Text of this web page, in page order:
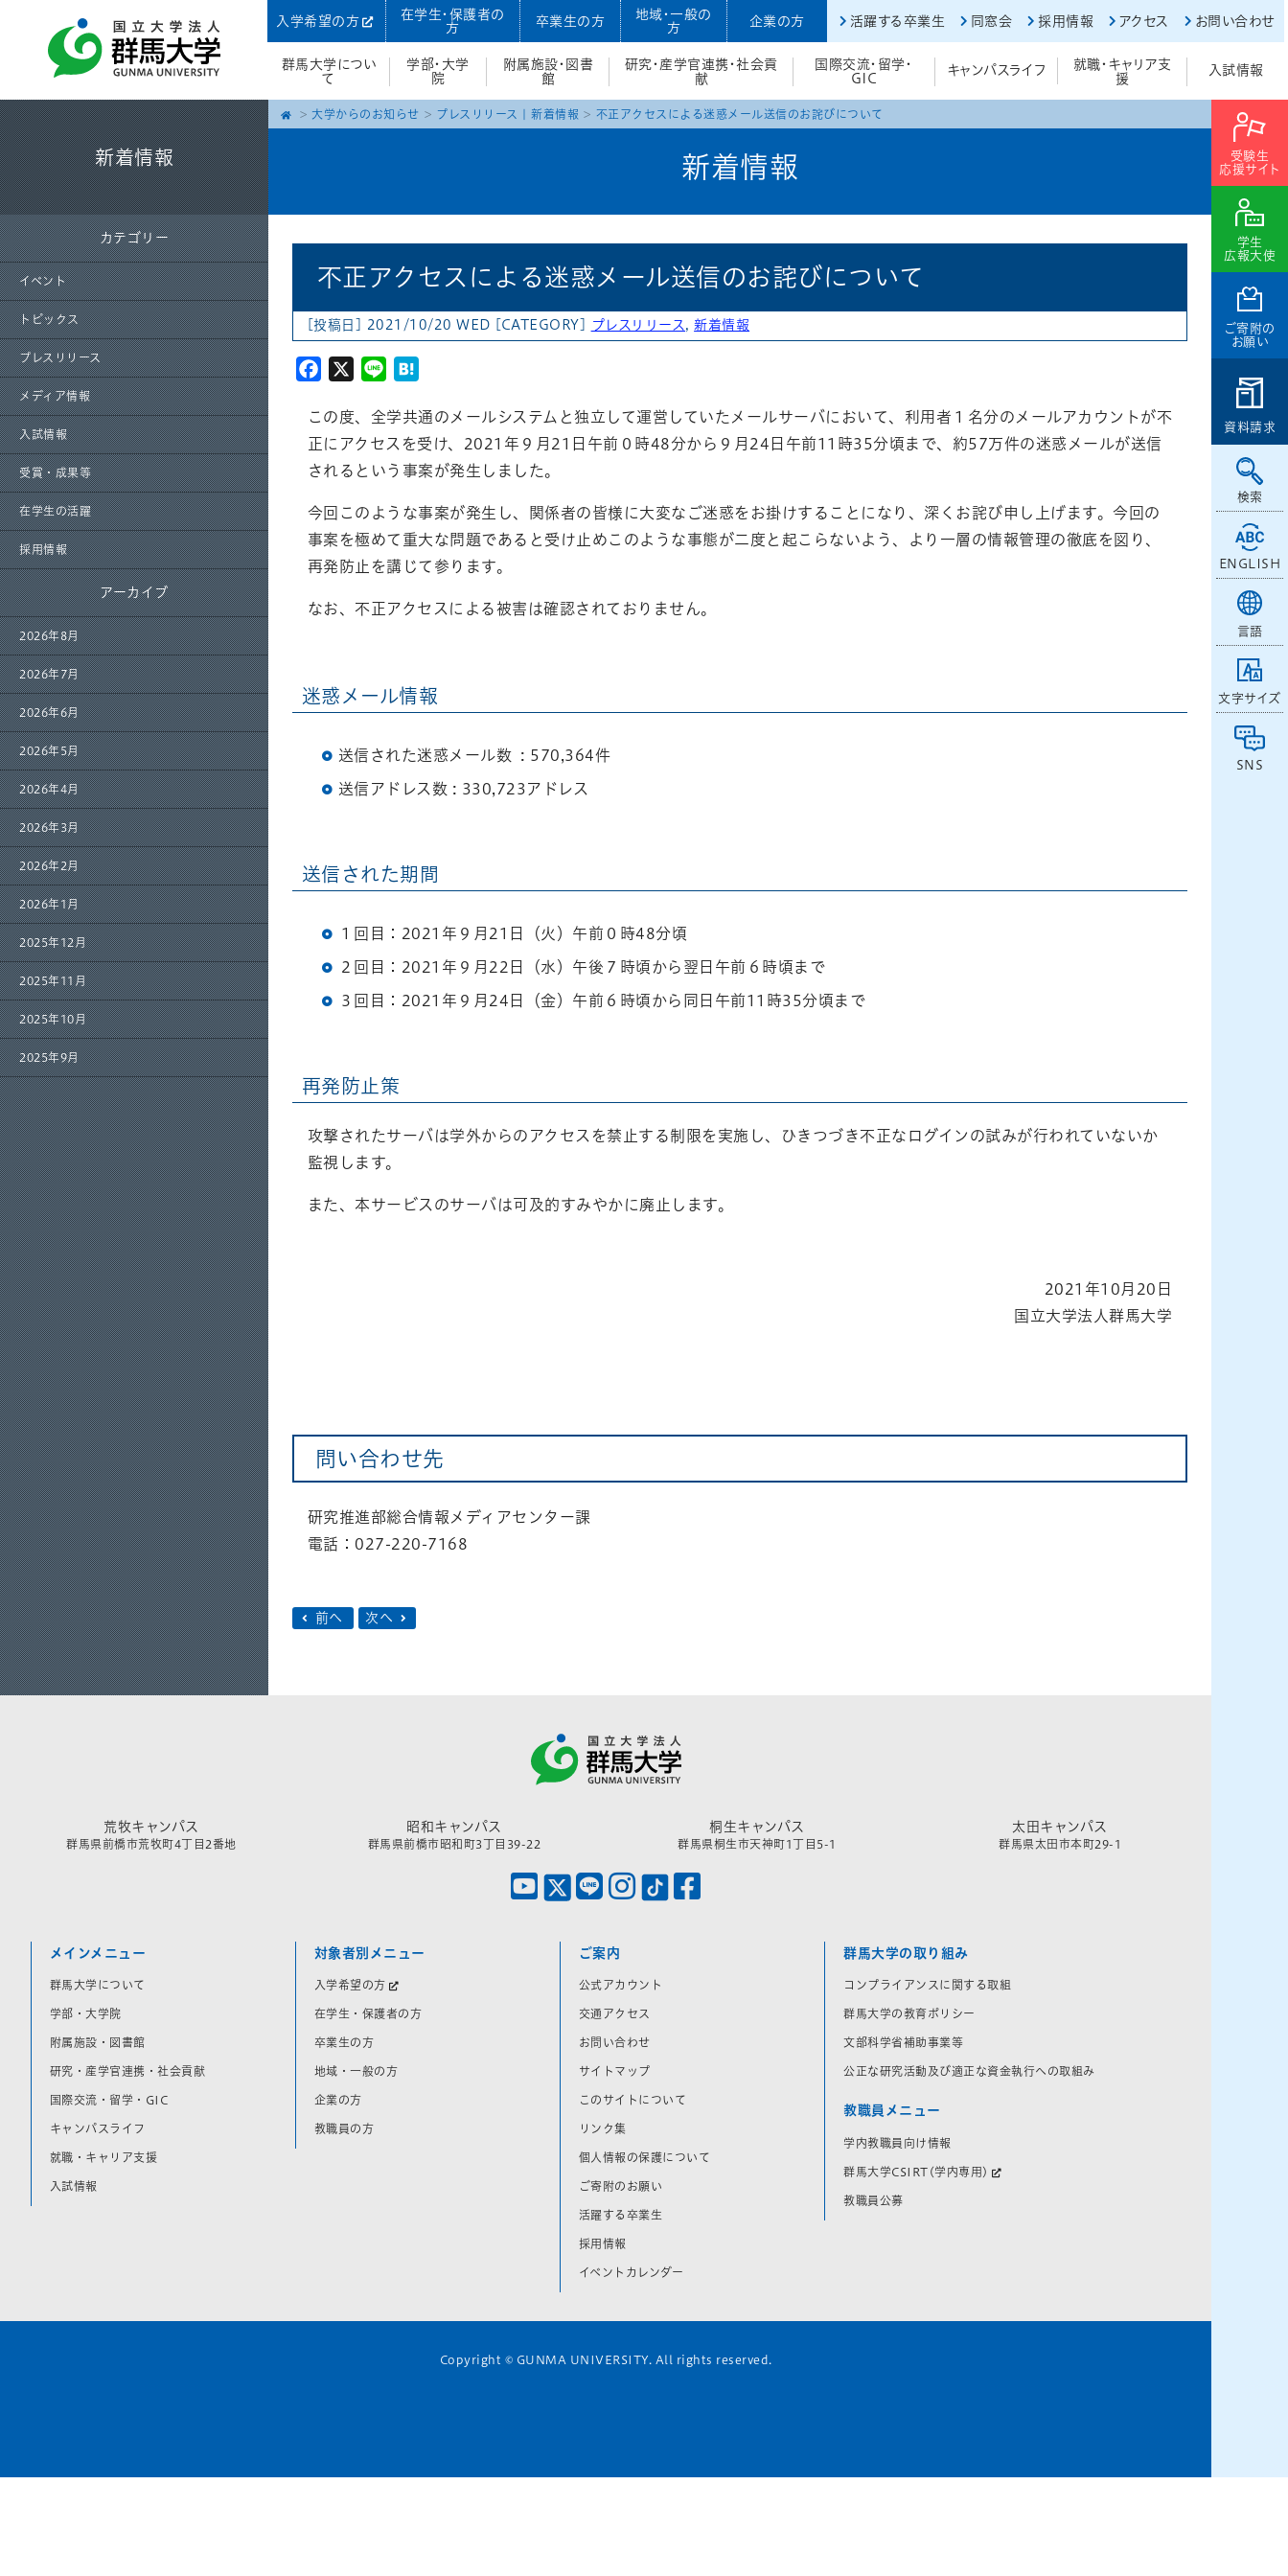
入学希望の方
在学生・保護者の
方
卒業生の方
地域・一般の
方
企業の方 活躍する卒業生 同窓会 採用情報 アクセス お問い合わせ
群馬大学につい
て
学部・大学
院
附属施設・図書
館
研究・産学官連携・社会貢
献
国際交流・留学・
GIC
キャンパスライフ
就職・キャリア支
援
入試情報
受験生
応援サイト
学生
広報大使
ご寄附の
お願い
資料請求
検索
ENGLISH
言語
文字サイズ
SNS
新着情報
カテゴリー
イベント
トピックス
プレスリリース
メディア情報
入試情報
受賞・成果等
在学生の活躍
採用情報
アーカイブ
2026年8月
2026年7月
2026年6月
2026年5月
2026年4月
2026年3月
2026年2月
2026年1月
2025年12月
2025年11月
2025年10月
2025年9月
大学からのお知らせ プレスリリース 新着情報 不正アクセスによる迷惑メール送信のお詫びについて
新着情報
不正アクセスによる迷惑メール送信のお詫びについて
[投稿日] 2021/10/20 WED [CATEGORY] プレスリリース ,新着情報
Facebook
X Line
この度、全学共通のメールシステムと独立して運営していたメールサーバにおいて、利用者１名分のメールアカウントが不
正にアクセスを受け、2021年９月21日午前０時48分から９月24日午前11時35分頃まで、約57万件の迷惑メールが送信
されるという事案が発生しました。
今回このような事案が発生し、関係者の皆様に大変なご迷惑をお掛けすることになり、深くお詫び申し上げます。今回の
事案を極めて重大な問題であると受け止めこのような事態が二度と起こらないよう、より一層の情報管理の徹底を図り、
再発防止を講じて参ります。
なお、不正アクセスによる被害は確認されておりません。
迷惑メール情報
送信された迷惑メール数 : 570,364件
送信アドレス数 : 330,723アドレス
送信された期間
１回目：2021年９月21日（火）午前０時48分頃
２回目：2021年９月22日（水）午後７時頃から翌日午前６時頃まで
３回目：2021年９月24日（金）午前６時頃から同日午前11時35分頃まで
再発防止策
攻撃されたサーバは学外からのアクセスを禁止する制限を実施し、ひきつづき不正なログインの試みが行われていないか
監視します。
また、本サービスのサーバは可及的すみやかに廃止します。
2021年10月20日
国立大学法人群馬大学
問い合わせ先
研究推進部総合情報メディアセンター課
電話：027-220-7168
前へ 次へ
荒牧キャンパス
群馬県前橋市荒牧町4丁目2番地
昭和キャンパス
群馬県前橋市昭和町3丁目39-22
桐生キャンパス
群馬県桐生市天神町1丁目5-1
太田キャンパス
群馬県太田市本町29-1
メインメニュー
群馬大学について
学部・大学院
附属施設・図書館
研究・産学官連携・社会貢献
国際交流・留学・GIC
キャンパスライフ
就職・キャリア支援
入試情報
対象者別メニュー
入学希望の方
在学生・保護者の方
卒業生の方
地域・一般の方
企業の方
教職員の方
ご案内
公式アカウント
交通アクセス
お問い合わせ
サイトマップ
このサイトについて
リンク集
個人情報の保護について
ご寄附のお願い
活躍する卒業生
採用情報
イベントカレンダー
群馬大学の取り組み
コンプライアンスに関する取組
群馬大学の教育ポリシー
文部科学省補助事業等
公正な研究活動及び適正な資金執行への取組み
教職員メニュー
学内教職員向け情報
群馬大学CSIRT(学内専用)
教職員公募
Copyright © GUNMA UNIVERSITY. All rights reserved.